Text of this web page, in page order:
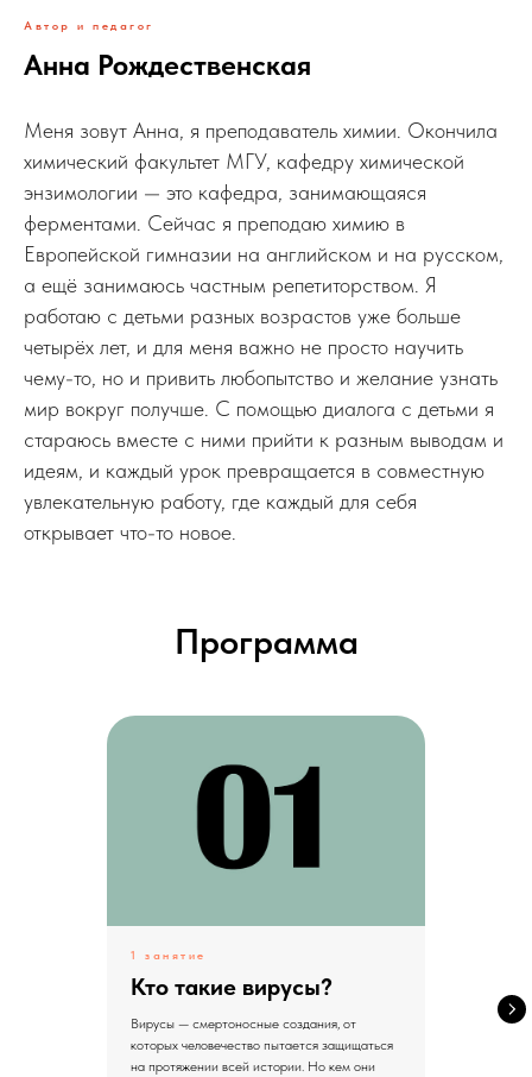
Автор и педагог
Анна Рождественская
Меня зовут Анна, я преподаватель химии. Окончила
химический факультет МГУ, кафедру химической
энзимологии — это кафедра, занимающаяся
ферментами. Сейчас я преподаю химию в
Европейской гимназии на английском и на русском,
а ещё занимаюсь частным репетиторством. Я
работаю с детьми разных возрастов уже больше
четырёх лет, и для меня важно не просто научить
чему-то, но и привить любопытство и желание узнать
мир вокруг получше. С помощью диалога с детьми я
стараюсь вместе с ними прийти к разным выводам и
идеям, и каждый урок превращается в совместную
увлекательную работу, где каждый для себя
открывает что-то новое.
Программа
1 занятие
Кто такие вирусы?
Вирусы — смертоносные создания, от
которых человечество пытается защищаться
на протяжении всей истории. Но кем они